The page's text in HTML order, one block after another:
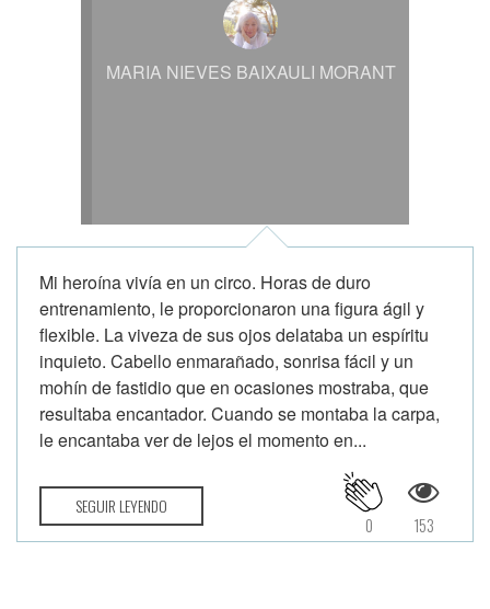
MARIA NIEVES BAIXAULI MORANT
Mi heroína vivía en un circo. Horas de duro
entrenamiento, le proporcionaron una figura ágil y
flexible. La viveza de sus ojos delataba un espíritu
inquieto. Cabello enmarañado, sonrisa fácil y un
mohín de fastidio que en ocasiones mostraba, que
resultaba encantador. Cuando se montaba la carpa,
le encantaba ver de lejos el momento en...
SEGUIR LEYENDO
153
0